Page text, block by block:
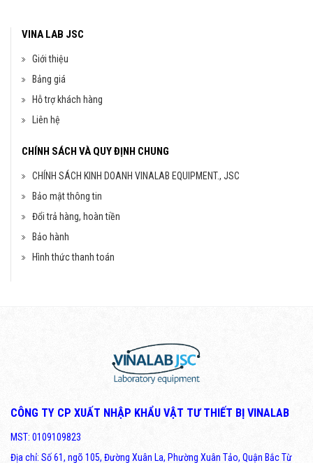
VINA LAB JSC
Giới thiệu
Bảng giá
Hỗ trợ khách hàng
Liên hệ
CHÍNH SÁCH VÀ QUY ĐỊNH CHUNG
CHÍNH SÁCH KINH DOANH VINALAB EQUIPMENT., JSC
Bảo mật thông tin
Đổi trả hàng, hoàn tiền
Bảo hành
Hình thức thanh toán
CÔNG TY CP XUẤT NHẬP KHẨU VẬT TƯ THIẾT BỊ VINALAB
MST: 0109109823
Địa chỉ: Số 61, ngõ 105, Đường Xuân La, Phường Xuân Tảo, Quận Bắc Từ